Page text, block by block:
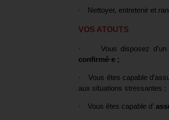
· Nettoyer, entretenir et
VOS ATOUTS
· Vous disposez
confirmé·e ;
·
Vous êtes capable
aux situations stressantes ;
· Vous êtes capable d'